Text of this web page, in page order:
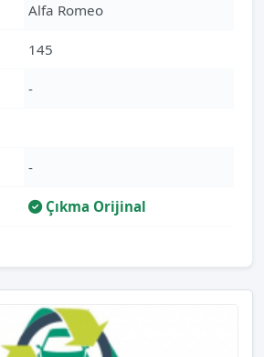
Alfa Romeo
145
-
-
Çıkma Orijinal